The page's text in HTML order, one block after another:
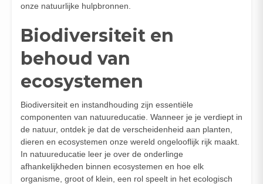
onze natuurlijke hulpbronnen.
Biodiversiteit en
behoud van
ecosystemen
Biodiversiteit en instandhouding zijn essentiële
componenten van natuureducatie. Wanneer je je verdiept in
de natuur, ontdek je dat de verscheidenheid aan planten,
dieren en ecosystemen onze wereld ongelooflijk rijk maakt.
In natuureducatie leer je over de onderlinge
afhankelijkheden binnen ecosystemen en hoe elk
organisme, groot of klein, een rol speelt in het ecologisch